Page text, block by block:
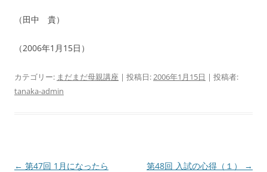
（田中 貴）
（2006年1月15日）
カテゴリー: まだまだ母親講座 | 投稿日:2006年1月15日 | 投稿者:
tanaka-admin
投
← 第47回 1月になったら 第48回 入試の心得（１） →